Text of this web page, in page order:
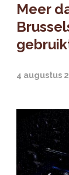
Meer
4 augustus